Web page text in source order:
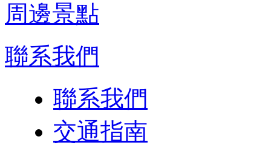
周邊景點
聯系我們
聯系我們
交通指南